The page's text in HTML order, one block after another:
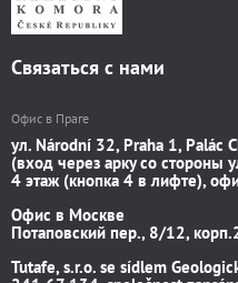
Связаться с нами
Офис в Праге
ул. Národní 32, Praha 1, Palác
(вход через арку со стороны
4 этаж (кнопка 4 в лифте),
Офис в Москве
Потаповский пер., 8/12,
Tutafe, s.r.o. se sídlem